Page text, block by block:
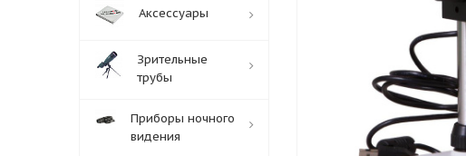
Аксессуары
Зрительные
трубы
Приборы ночного
видения